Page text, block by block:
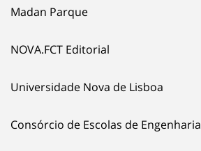
Madan Parque
NOVA.FCT Editorial
Universidade Nova de Lisboa
Consórcio de Escolas de Engenharia